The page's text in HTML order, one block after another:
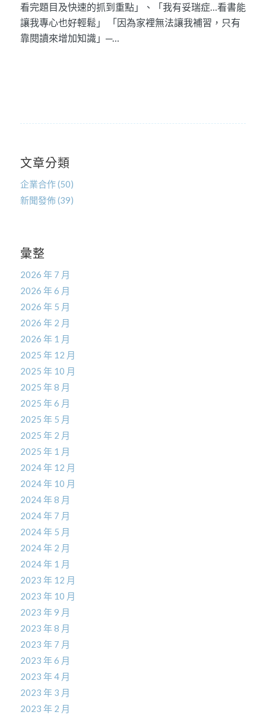
看完題目及快速的抓到重點」、「我有妥瑞症…看書能
讓我專心也好輕鬆」 「因為家裡無法讓我補習，只有
靠閱讀來增加知識」─…
文章分類
企業合作(50)
新聞發佈(39)
彙整
2026 年 7 月
2026 年 6 月
2026 年 5 月
2026 年 2 月
2026 年 1 月
2025 年 12 月
2025 年 10 月
2025 年 8 月
2025 年 6 月
2025 年 5 月
2025 年 2 月
2025 年 1 月
2024 年 12 月
2024 年 10 月
2024 年 8 月
2024 年 7 月
2024 年 5 月
2024 年 2 月
2024 年 1 月
2023 年 12 月
2023 年 10 月
2023 年 9 月
2023 年 8 月
2023 年 7 月
2023 年 6 月
2023 年 4 月
2023 年 3 月
2023 年 2 月